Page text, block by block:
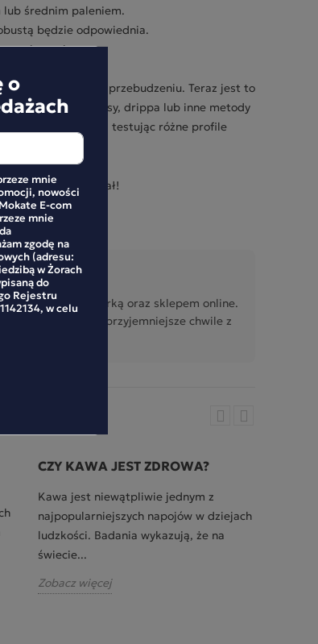
lub średnim paleniem.
będzie odpowiednia.
regionami upraw.
dla Ciebie!
wyborem po przebudzeniu. Teraz jest to
Wybieramy ekspresy, drippa lub inne metody
kaw, ziarnami, testując różne profile
i znajdź swój ideał!
związane z marką oraz sklepem online.
i pomysłami na przyjemniejsze chwile z
CZY KAWA JEST ZDROWA?
Kawa jest niewątpliwie jednym z
najpopularniejszych napojów w dziejach
ludzkości. Badania wykazują, że na
świecie...
Zobacz więcej
o
mnie
nowości
E-com
mnie
zgodę na
(adresu:
w Żorach
do
Rejestru
w celu